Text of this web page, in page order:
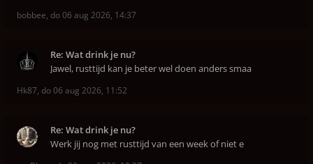
bobbee, do 06 aug 2026, 14:37
Re: Wat drink je nu?
Jawel, rusttijd kan je beter wel doen anders smaa
Hk87, do 06 aug 2026, 11:52
Re: Wat drink je nu?
Werk jij nog met rusttijd van een week of niet e